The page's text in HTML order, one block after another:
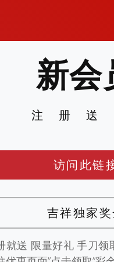
新会
注册
访问此链
吉祥独家奖
就送 限量好礼 手刀领